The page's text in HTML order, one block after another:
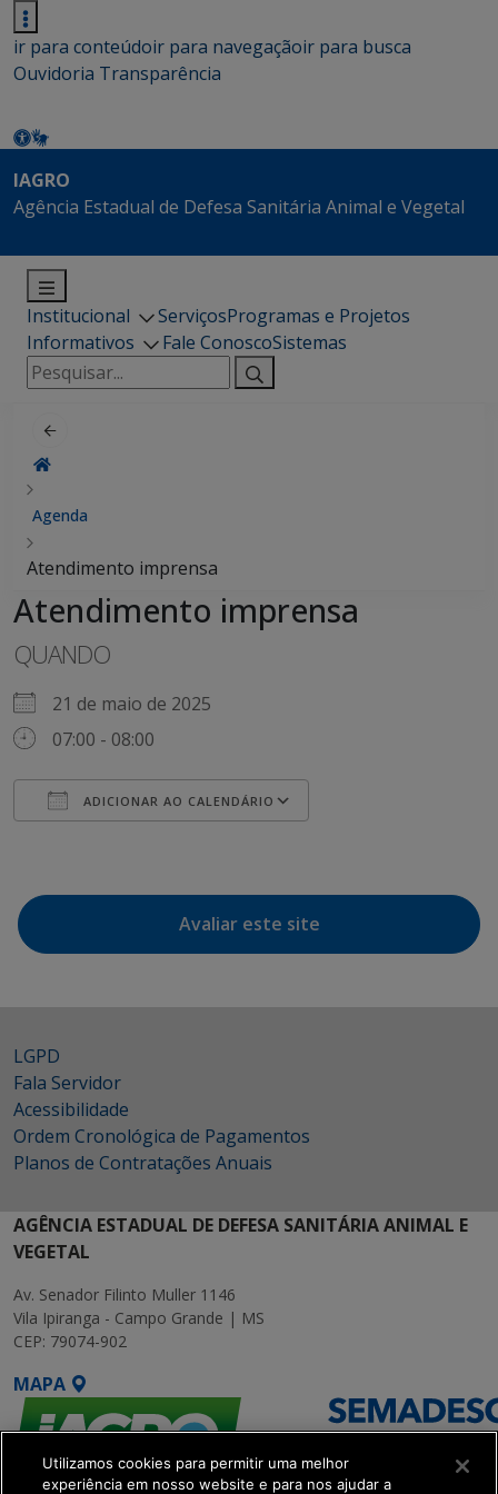
ir para conteúdoir para navegaçãoir para busca
Ouvidoria Transparência
IAGRO
Agência Estadual de Defesa Sanitária Animal e Vegetal
Institucional ServiçosProgramas e Projetos
Informativos
Fale ConoscoSistemas
Pesquisar
por:
Agenda
Atendimento imprensa
Atendimento imprensa
QUANDO
21 de maio de 2025
07:00 - 08:00
ADICIONAR AO CALENDÁRIO
Avaliar este site
LGPD
Fala Servidor
Acessibilidade
Ordem Cronológica de Pagamentos
Planos de Contratações Anuais
AGÊNCIA ESTADUAL DE DEFESA SANITÁRIA ANIMAL E
VEGETAL
Av. Senador Filinto Muller 1146
Vila Ipiranga - Campo Grande | MS
CEP: 79074-902
MAPA
Utilizamos cookies para permitir uma melhor
experiência em nosso website e para nos ajudar a